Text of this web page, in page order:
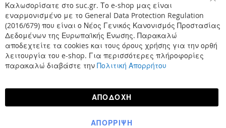
Καλωσορίσατε στο suc.gr. Το e-shop μας είναι
εναρμονισμένο με το General Data Protection Regulation
(2016/679) που είναι ο Νέος Γενικός Κανονισμός Προστασίας
Δεδομένων της Ευρωπαϊκής Ένωσης. Παρακαλώ
αποδεχτείτε τα cookies και τους όρους χρήσης για την ορθή
λειτουργία του e-shop. Για περισσότερες πλήροφορίες
παρακαλώ διαβάστε την Πολιτική Απορρήτου
ΑΠΟΔΟΧΉ
ΑΠΌΡΡΙΨΗ